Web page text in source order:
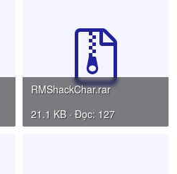
RMShackChar.rar
21.1 KB · Đọc: 127